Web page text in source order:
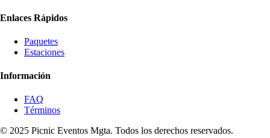
Enlaces Rápidos
Paquetes
Estaciones
Información
FAQ
Términos
© 2025 Picnic Eventos Mgta. Todos los derechos reservados.